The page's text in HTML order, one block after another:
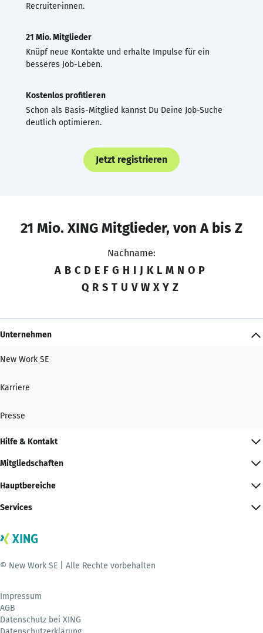
Recruiter·innen.
21 Mio. Mitglieder
Knüpf neue Kontakte und erhalte Impulse für ein
besseres Job-Leben.
Kostenlos profitieren
Schon als Basis-Mitglied kannst Du Deine Job-Suche
deutlich optimieren.
Jetzt registrieren
21 Mio. XING Mitglieder, von A bis Z
Nachname:
A B C D E F G H I J K L M N O P
Q R S T U V W X Y Z
Unternehmen
New Work SE
Karriere
Presse
Hilfe & Kontakt
Mitgliedschaften
Hauptbereiche
Services
© New Work SE | Alle Rechte vorbehalten
Impressum
AGB
Datenschutz bei XING